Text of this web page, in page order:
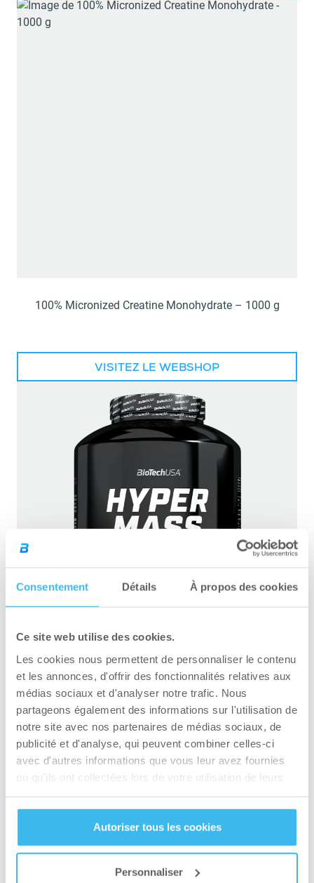
Consentement Détails À propos des cookies
Ce site web utilise des cookies.
Les cookies nous permettent de personnaliser le contenu
et les annonces, d'offrir des fonctionnalités relatives aux
médias sociaux et d'analyser notre trafic. Nous
partageons également des informations sur l'utilisation de
notre site avec nos partenaires de médias sociaux, de
publicité et d'analyse, qui peuvent combiner celles-ci
avec d'autres informations que vous leur avez fournies
ou qu'ils ont collectées lors de votre utilisation de leurs
Autoriser tous les cookies
Personnaliser
100% Micronized Creatine Monohydrate – 1000 g
VISITEZ LE WEBSHOP
Hyper Mass – 2270 g
VISITEZ LE WEBSHOP
Concernant votre entraînement lui-même,
autant le volume que l’intensité seront
déterminés par votre programme d’exercices.